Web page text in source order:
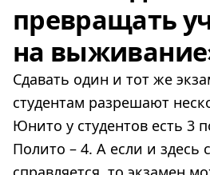
превращать
на
Сдавать один и тот же
студентам разрешают
Юнито у студентов есть 3
Полито – 4. А если и здесь